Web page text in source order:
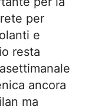
per
e
resta
ancora
ma